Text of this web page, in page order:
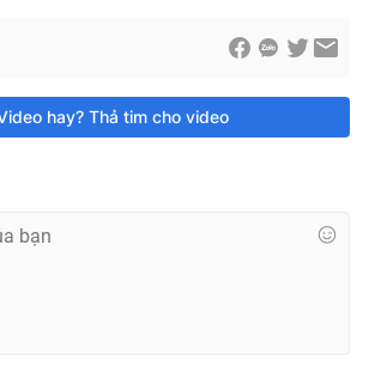
hay? Thả tim cho video